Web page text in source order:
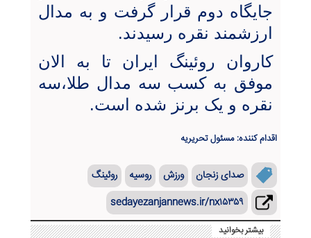
جایگاه دوم قرار گرفت و به مدال
ارزشمند نقره رسیدند.
کاروان روئینگ ایران تا به الان
موفق به کسب سه مدال طلا،سه
نقره و یک برنز شده است.
اقدام کننده: مسئول تحریریه
صدای زنجان ورزش روسیه
روئینگ
sedayezanjannews.ir/nx۱۵۳۵۹
بیشتر بخوانید